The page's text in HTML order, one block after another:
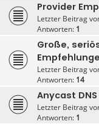
Provider
Letzter Beitrag
Antworten: 1
Große,
Letzter Beitrag
Antworten: 14
Anycast
Letzter Beitrag
Antworten: 1